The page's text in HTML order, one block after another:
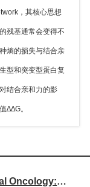
，其核心思想
残基通常会变得不
熵的损失与结合亲
型和突变型蛋白复
结合亲和力的影
∆∆G。
Oncology: